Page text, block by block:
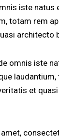
iste
totam rem
architecto
omnis iste
et